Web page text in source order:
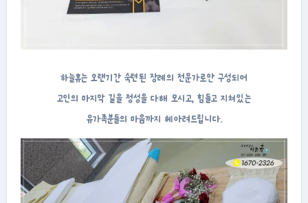
하늘휴는 오랜기간 숙련된 장례의 전문가로만 구성되어
고인의 마지막 길을 정성을 다해 모시고, 힘들고 지쳐있는
유가족분들의 마음까지 헤아려드립니다.